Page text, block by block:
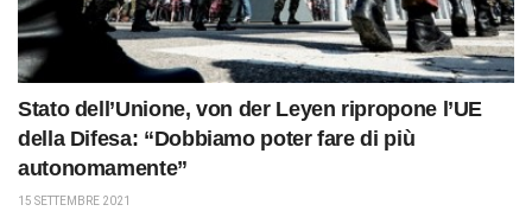
Stato dell’Unione, von der Leyen ripropone l’UE
della Difesa: “Dobbiamo poter fare di più
autonomamente”
15 SETTEMBRE 2021